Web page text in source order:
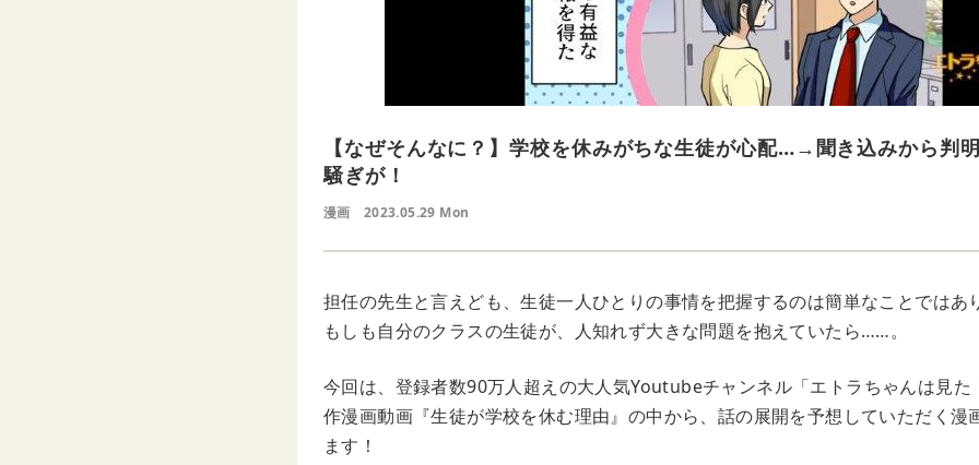
【なぜそんなに？】学校を休みがちな生徒が心配…→聞き込みから判
騒ぎが！
漫画 2023.05.29 Mon
担任の先生と言えども、生徒一人ひとりの事情を把握するのは簡単なことではあ
もしも自分のクラスの生徒が、人知れず大きな問題を抱えていたら……。
今回は、登録者数90万人超えの大人気Youtubeチャンネル「エトラちゃんは見た
作漫画動画『生徒が学校を休む理由』の中から、話の展開を予想していただく漫
ます！